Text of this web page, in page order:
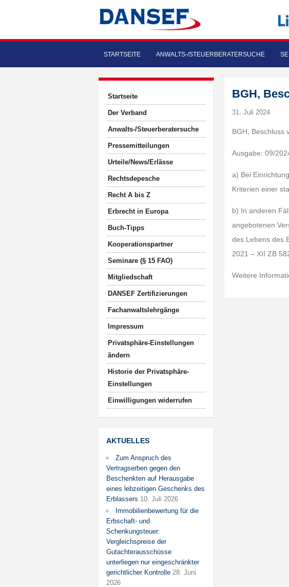
STARTSEITE ANWALTS-/STEUERBERATERSUCHE
Startseite
Der Verband
Anwalts-/Steuerberatersuche
Pressemitteilungen
Urteile/News/Erlässe
Rechtsdepesche
Recht A bis Z
Erbrecht in Europa
Buch-Tipps
Kooperationspartner
Seminare (§ 15 FAO)
Mitgliedschaft
DANSEF Zertifizierungen
Fachanwaltslehrgänge
Impressum
Privatsphäre-Einstellungen
ändern
Historie der Privatsphäre-
Einstellungen
Einwilligungen widerrufen
AKTUELLES
Zum Anspruch des
Vertragserben gegen den
Beschenkten auf Herausgabe
eines lebzeitigen Geschenks des
Erblassers 10. Juli 2026
Immobilienbewertung für die
Erbschaft- und
Schenkungsteuer:
Vergleichspreise der
Gutachterausschüsse
unterliegen nur eingeschränkter
gerichtlicher Kontrolle 28. Juni
2026
BGH,
31. Juli 2024
BGH, Beschluss
Ausgabe: 09/
a) Bei
Kriterien einer
b) In anderen
angebotenen
des Lebens des
2021 – XII ZB
Weitere